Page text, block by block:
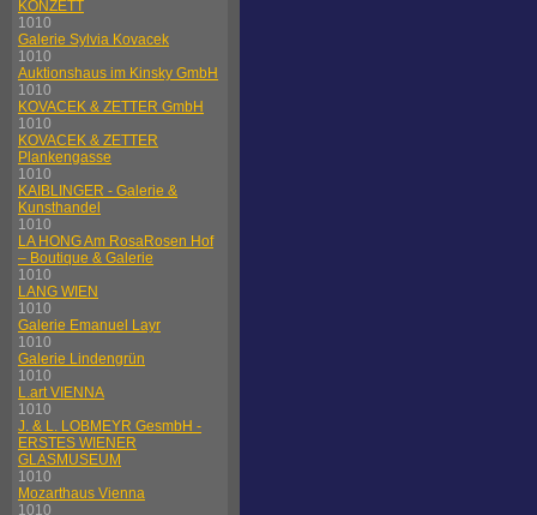
KONZETT
1010
Galerie Sylvia Kovacek
1010
Auktionshaus im Kinsky GmbH
1010
KOVACEK & ZETTER GmbH
1010
KOVACEK & ZETTER
Plankengasse
1010
KAIBLINGER - Galerie &
Kunsthandel
1010
LA HONG Am RosaRosen Hof
– Boutique & Galerie
1010
LANG WIEN
1010
Galerie Emanuel Layr
1010
Galerie Lindengrün
1010
L.art VIENNA
1010
J. & L. LOBMEYR GesmbH -
ERSTES WIENER
GLASMUSEUM
1010
Mozarthaus Vienna
1010